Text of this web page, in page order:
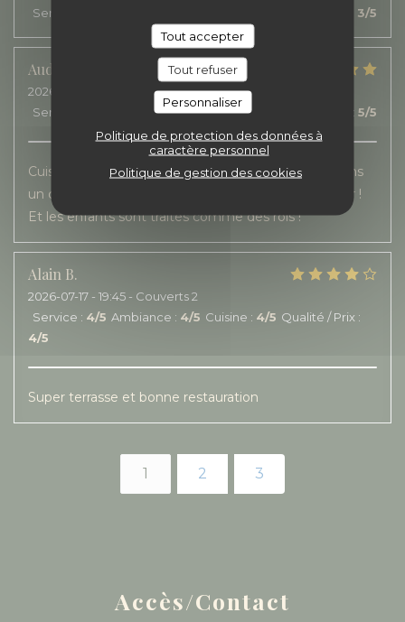
Tout accepter
Tout refuser
Personnaliser
Politique de protection des données à
caractère personnel
Politique de gestion des cookies
Service
3/5
Audrey
2026-07-18
- 12:30 - Couverts 4
Service
Ambiance:5/5 Cuisine: : 5/5
Cuisine de qualité, copieuse et personnel au top dans
un cadre charmant à l’intérieur comme. A l’extérieur !
Et les enfants sont traités comme des rois !
Alain B
2026-07-17 - 19:45 - Couverts 2
Service : 4/5 Ambiance : 4/5 Cuisine : 4/5 Qualité / Prix :
4/5
Super terrasse et bonne restauration
1 2 3
Accès/Contact